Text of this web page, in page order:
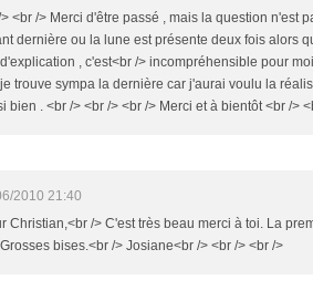
<br /> Merci d'être passé , mais la question n'est
dernière ou la lune est présente deux fois alors
, c'est<br /> incompréhensible pour
trouve sympa la dernière car j'aurai voulu la
bien . <br /> <br /> <br /> Merci et à bientôt <br />
2010 21:40
Christian,<br /> C'est très beau merci à toi. La
bises.<br /> Josiane<br /> <br /> <br />